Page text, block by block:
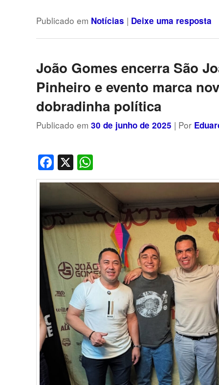
Publicado em Notícias | Deixe uma resposta
João Gomes encerra São
Pinheiro e evento marca
dobradinha política
Publicado em30 de junho de 2025 | Por
Facebook
X